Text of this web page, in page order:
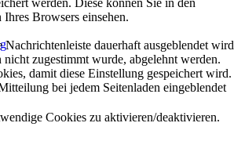
werden. Diese können Sie in den
Browsers einsehen.
dauerhaft ausgeblendet wird
zugestimmt wurde, abgelehnt werden.
damit diese Einstellung gespeichert wird.
bei jedem Seitenladen eingeblendet
Cookies zu aktivieren/deaktivieren.